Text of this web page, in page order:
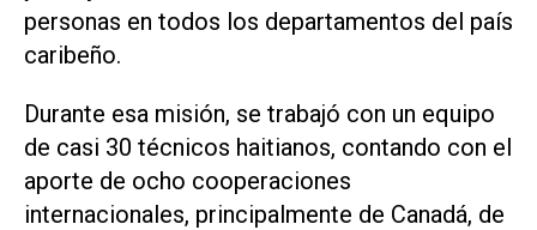
personas en todos los departamentos del país
caribeño.
Durante esa misión, se trabajó con un equipo
de casi 30 técnicos haitianos, contando con el
aporte de ocho cooperaciones
internacionales, principalmente de Canadá, de